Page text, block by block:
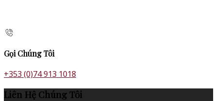
Gọi Chúng Tôi
+353 (0)74 913 1018
Liên Hệ Chúng Tôi